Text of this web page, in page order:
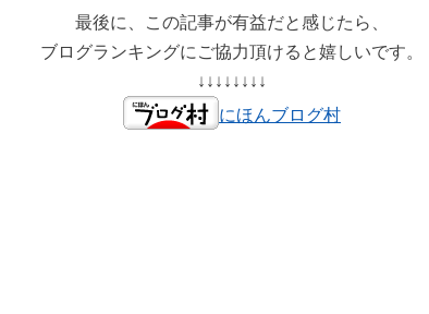
最後に、この記事が有益だと感じたら、
ブログランキングにご協力頂けると嬉しいです。
↓↓↓↓↓↓↓↓
にほんブログ村